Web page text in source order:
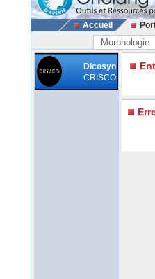
Accueil
Morphologie
Dicosyn
CRISCO